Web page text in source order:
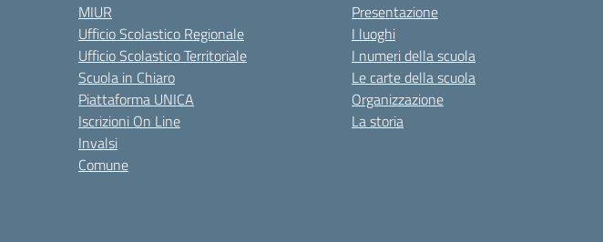
MIUR
Ufficio Scolastico Regionale
Ufficio Scolastico Territoriale
Scuola in Chiaro
Piattaforma UNICA
Iscrizioni On Line
Invalsi
Comune
Presentazione
I luoghi
I numeri della scuola
Le carte della scuola
Organizzazione
La storia